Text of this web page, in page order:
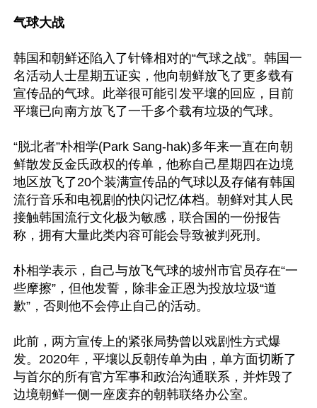
气球大战
韩国和朝鲜还陷入了针锋相对的“气球之战”。韩国一
名活动人士星期五证实，他向朝鲜放飞了更多载有
宣传品的气球。此举很可能引发平壤的回应，目前
平壤已向南方放飞了一千多个载有垃圾的气球。
“脱北者”朴相学(Park Sang-hak)多年来一直在向朝
鲜散发反金氏政权的传单，他称自己星期四在边境
地区放飞了20个装满宣传品的气球以及存储有韩国
流行音乐和电视剧的快闪记忆体档。朝鲜对其人民
接触韩国流行文化极为敏感，联合国的一份报告
称，拥有大量此类内容可能会导致被判死刑。
朴相学表示，自己与放飞气球的坡州市官员存在“一
些摩擦”，但他发誓，除非金正恩为投放垃圾“道
歉”，否则他不会停止自己的活动。
此前，两方宣传上的紧张局势曾以戏剧性方式爆
发。2020年，平壤以反朝传单为由，单方面切断了
与首尔的所有官方军事和政治沟通联系，并炸毁了
边境朝鲜一侧一座废弃的朝韩联络办公室。